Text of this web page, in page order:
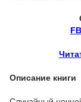
Описание книги